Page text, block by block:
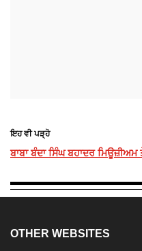
ਇਹ ਵੀ ਪੜ੍ਹੋ
ਬਾਬਾ ਬੰਦਾ ਸਿੰਘ ਬਹਾਦਰ ਮਿਊਜ਼ੀਅਮ
OTHER WEBSITES